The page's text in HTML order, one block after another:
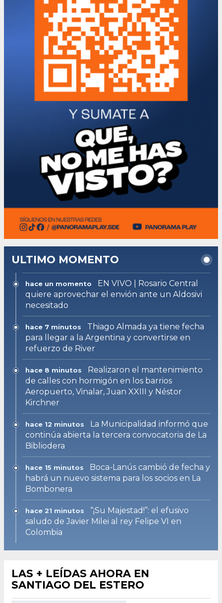
ULTIMO MOMENTO
hace un momento
EN VIVO | Rosario Central
quiere aprovechar el envión ante un Aldosivi
necesitado
hace 7 minutos
Thiago Almada ya tiene fecha
para llegar a la Argentina y convertirse en
refuerzo de River
hace 8 minutos
Realizaron el mantenimiento
de calles con hormigón en los barrios
Aeropuerto, Vinalar, Juan XXIII y Néstor
Kirchner
hace 12 minutos
La Municipalidad informó que
continúa abierta la tercera convocatoria de La
Bibliodera
hace 15 minutos
Boca-Lanús cambió de fecha y
habrá un nuevo sistema para los socios en La
Bombonera
hace 21 minutos
“¡Su Majestad!”: el efusivo
saludo de Javier Milei al rey Felipe VI en
Colombia
LAS + LEÍDAS AHORA EN
SANTIAGO DEL ESTERO